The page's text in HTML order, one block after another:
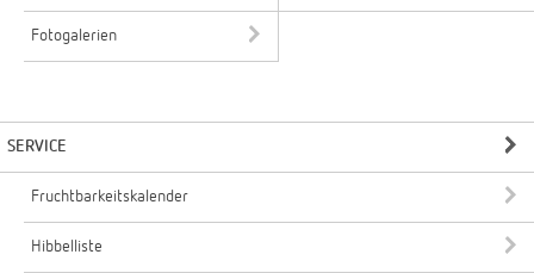
Fotogalerien
SERVICE
Fruchtbarkeitskalender
Hibbelliste